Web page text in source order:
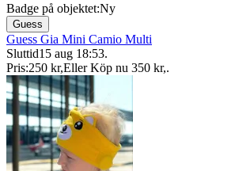
Badge på objektet:Ny
Guess
Guess Gia Mini Camio Multi
Sluttid15 aug 18:53.
Pris:250 kr,Eller Köp nu 350 kr,.